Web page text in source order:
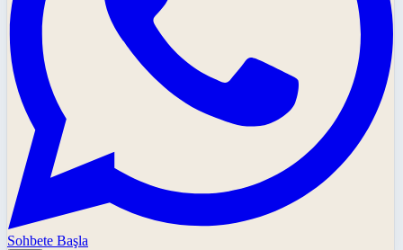
Sohbete Başla